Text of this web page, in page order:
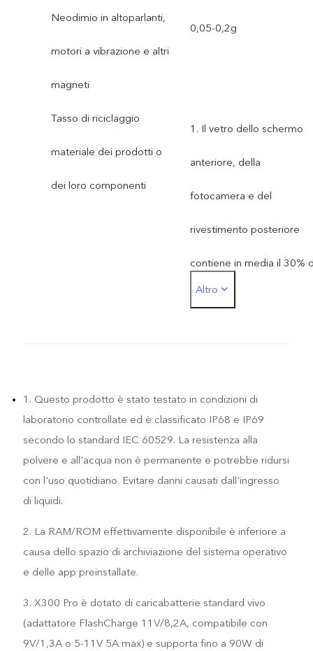
Neodimio in altoparlanti,
motori a vibrazione e altri
magneti
0,05-0,2g
Tasso di riciclaggio
materiale dei prodotti o
dei loro componenti
1. Il vetro dello schermo
anteriore, della
fotocamera e del
rivestimento posteriore
contiene in media il 30%
vetro riciclato.
struttura portante.
madre del prodotto
di origine biologica.
Altro
1. Questo prodotto è stato testato in condizioni di
laboratorio controllate ed è classificato IP68 e IP69
secondo lo standard IEC 60529. La resistenza alla
polvere e all'acqua non è permanente e potrebbe ridursi
con l'uso quotidiano. Evitare danni causati dall'ingresso
di liquidi.
2. La RAM/ROM effettivamente disponibile è inferiore a
causa dello spazio di archiviazione del sistema operativo
e delle app preinstallate.
3. X300 Pro è dotato di caricabatterie standard vivo
(adattatore FlashCharge 11V/8,2A, compatibile con
9V/1,3A o 5-11V 5A max) e supporta fino a 90W di